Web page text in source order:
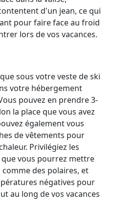
d'un jean, ce qui
pour faire face au froid
lors de vos vacances.
sous votre veste de ski
votre hébergement
pouvez en prendre 3-
la place que vous avez
également vous
de vêtements pour
Privilégiez les
vous pourrez mettre
des polaires, et
négatives pour
au long de vos vacances